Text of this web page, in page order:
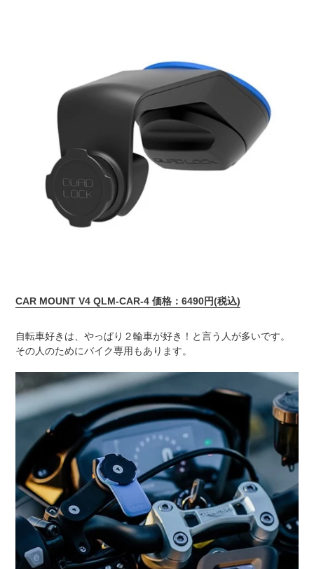
CAR MOUNT V4 QLM-CAR-4 価格：6490円(税込)
自転車好きは、やっぱり２輪車が好き！と言う人が多いです。
その人のためにバイク専用もあります。